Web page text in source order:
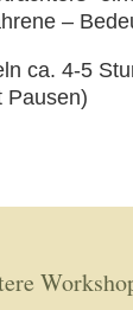
–
ca. 4-5
Pausen)